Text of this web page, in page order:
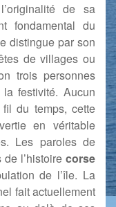
de sa
fondamental du
distingue par son
de villages ou
trois personnes
festivité. Aucun
du temps, cette
en véritable
Les paroles de
l’histoire corse
de l’île. La
fait actuellement